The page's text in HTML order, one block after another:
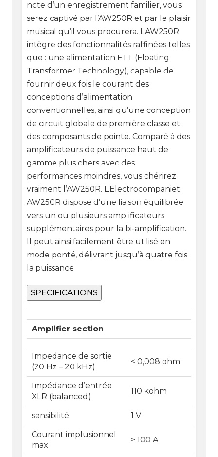
note d’un enregistrement familier, vous
serez captivé par l’AW250R et par le plaisir
musical qu’il vous procurera. L’AW250R
intègre des fonctionnalités raffinées telles
que : une alimentation FTT (Floating
Transformer Technology), capable de
fournir deux fois le courant des
conceptions d’alimentation
conventionnelles, ainsi qu’une conception
de circuit globale de première classe et
des composants de pointe. Comparé à des
amplificateurs de puissance haut de
gamme plus chers avec des
performances moindres, vous chérirez
vraiment l’AW250R. L’Electrocompaniet
AW250R dispose d’une liaison équilibrée
vers un ou plusieurs amplificateurs
supplémentaires pour la bi-amplification.
Il peut ainsi facilement être utilisé en
mode ponté, délivrant jusqu’à quatre fois
la puissance
SPECIFICATIONS
Amplifier section
Impedance de sortie
(20 Hz – 20 kHz)
< 0,008 ohm
Impédance d’entrée
XLR (balanced)
110 kohm
sensibilité 1 V
Courant implusionnel
max
> 100 A